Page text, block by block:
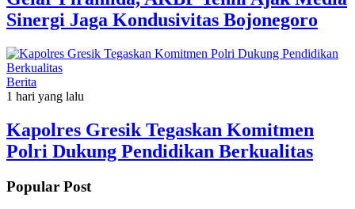
Sinergi Jaga Kondusivitas Bojonegoro
Berita
1 hari yang lalu
Kapolres Gresik Tegaskan Komitmen
Polri Dukung Pendidikan Berkualitas
Popular Post